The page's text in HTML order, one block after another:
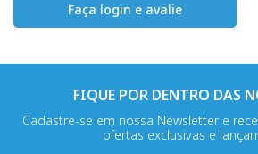
Faça login e avalie
FIQUE POR DENTRO DAS
Cadastre-se em nossa Newsletter e
ofertas exclusivas e